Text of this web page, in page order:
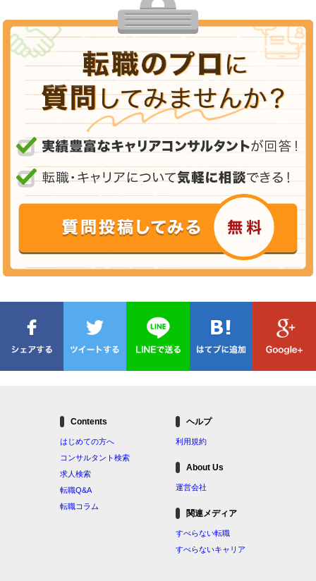
Contents
はじめての方へ
コンサルタント検索
求人検索
転職Q&A
転職コラム
ヘルプ
利用規約
About Us
運営会社
関連メディア
すべらない転職
すべらないキャリア